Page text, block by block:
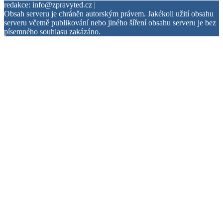
redakce: info@zpravyted.cz |
Obsah serveru je chráněn autorským právem. Jakékoli užití obsahu
serveru včetně publikování nebo jiného šíření obsahu serveru je bez
písemného souhlasu zakázáno.